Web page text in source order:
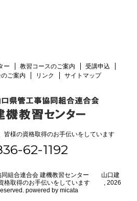
ー 教習コースのご案内
受講申込
ご案内 リンク サイトマップ
皆様の資格取得のお手伝いをしています
62-1192
同組合連合会 建機教習センター 山口建
格取得のお手伝いをしています , 2026
powered by micata